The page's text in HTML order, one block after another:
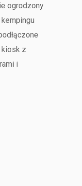
ogrodzony
kiosk z
i